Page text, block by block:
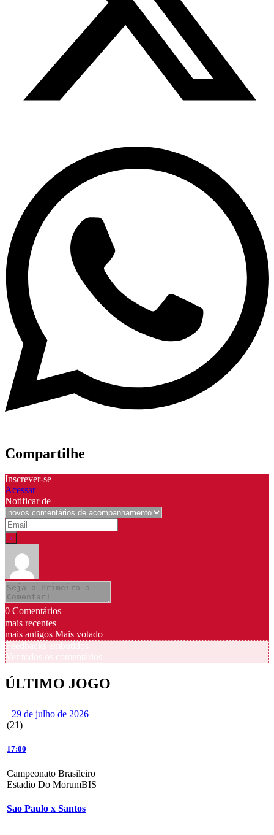
Compartilhe
Inscrever-se
Acessar
Notificar de
0 Comentários
mais recentes
mais antigos Mais votado
ÚLTIMO JOGO
29 de julho de 2026
(21)
17:00
Campeonato Brasileiro
Estadio Do MorumBIS
Sao Paulo x Santos